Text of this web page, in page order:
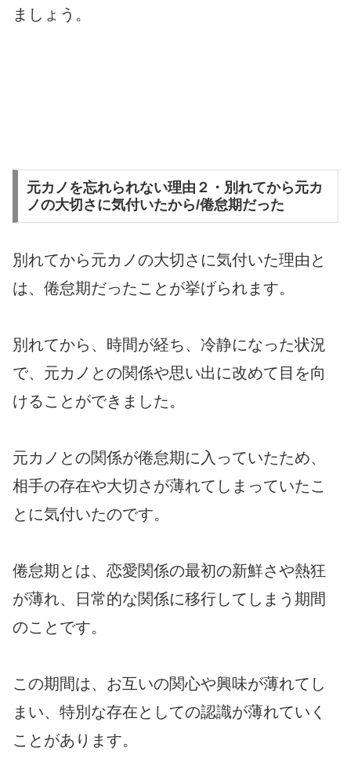
ましょう。
元カノを忘れられない理由２・別れてから元カ
ノの大切さに気付いたから/倦怠期だった
別れてから元カノの大切さに気付いた理由と
は、倦怠期だったことが挙げられます。
別れてから、時間が経ち、冷静になった状況
で、元カノとの関係や思い出に改めて目を向
けることができました。
元カノとの関係が倦怠期に入っていたため、
相手の存在や大切さが薄れてしまっていたこ
とに気付いたのです。
倦怠期とは、恋愛関係の最初の新鮮さや熱狂
が薄れ、日常的な関係に移行してしまう期間
のことです。
この期間は、お互いの関心や興味が薄れてし
まい、特別な存在としての認識が薄れていく
ことがあります。